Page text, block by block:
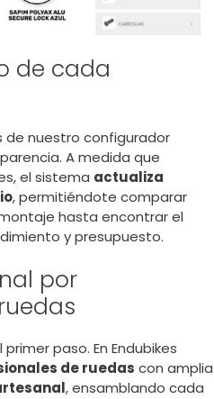
de cada
de nuestro configurador
A medida que
el sistema actualiza
, permitiéndote comparar
hasta encontrar el
y presupuesto.
por
paso. En Endubikes
de ruedas con amplia
, ensamblando cada